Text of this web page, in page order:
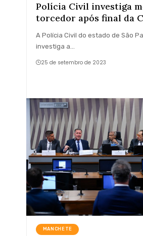
Polícia Civil investiga
torcedor após final da
A Polícia Civil do estado de São
investiga a…
25 de setembro de 2023
MANCHETE